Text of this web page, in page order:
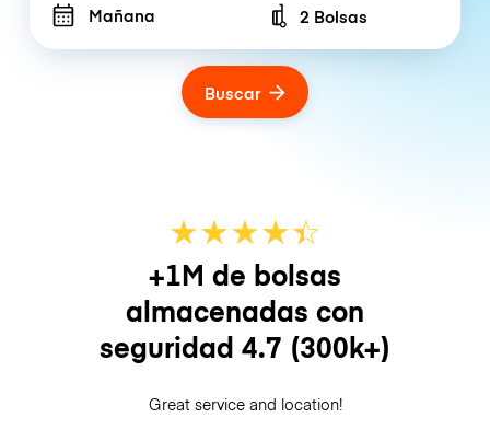
Mañana Number of bags
2 Bolsas
Buscar
★★★★☆
★
+1M de bolsas
almacenadas con
seguridad 4.7 (300k+)
Great service and location!